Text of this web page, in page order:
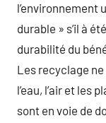
l’environnement
durable » s’il à
durabilité du
Les recyclage
l’eau, l’air et les
sont en voie de